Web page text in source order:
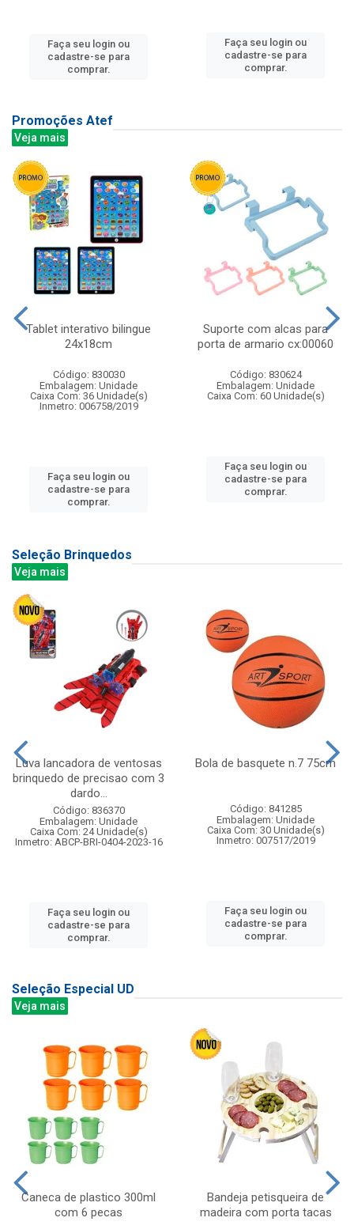
Faça seu login ou
cadastre-se para
comprar.
Faça seu login ou
cadastre-se para
comprar.
Promoções Atef
Veja mais
Tablet interativo bilingue
24x18cm
Código: 830030
Embalagem: Unidade
Caixa Com: 36 Unidade(s)
Inmetro: 006758/2019
Faça seu login ou
cadastre-se para
comprar.
Suporte com alcas para
porta de armario cx:00060
Código: 830624
Embalagem: Unidade
Caixa Com: 60 Unidade(s)
Faça seu login ou
cadastre-se para
comprar.
Seleção Brinquedos
Veja mais
Luva lancadora de ventosas
brinquedo de precisao com 3
dardo...
Código: 836370
Embalagem: Unidade
Caixa Com: 24 Unidade(s)
Inmetro: ABCP-BRI-0404-2023-16
Faça seu login ou
cadastre-se para
comprar.
Bola de basquete n.7 75cm
Código: 841285
Embalagem: Unidade
Caixa Com: 30 Unidade(s)
Inmetro: 007517/2019
Faça seu login ou
cadastre-se para
comprar.
Seleção Especial UD
Veja mais
Caneca de plastico 300ml
com 6 pecas
Bandeja petisqueira de
madeira com porta tacas